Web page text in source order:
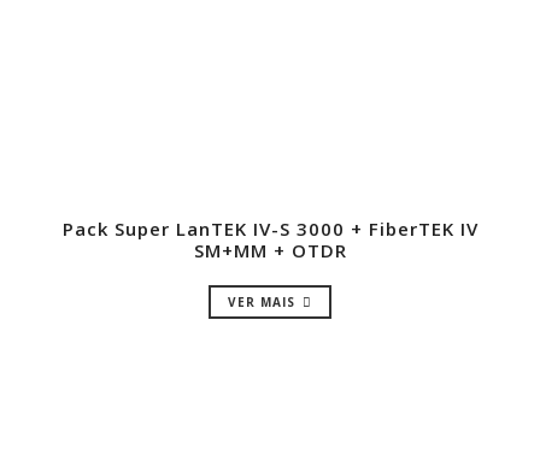
Pack Super LanTEK IV-S 3000 + FiberTEK IV
SM+MM + OTDR
VER MAIS